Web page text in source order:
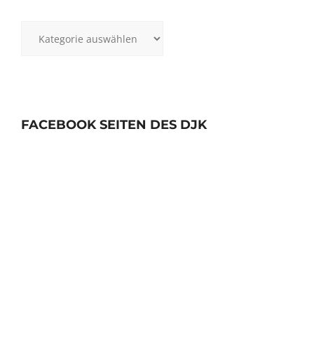
FACEBOOK SEITEN DES DJK